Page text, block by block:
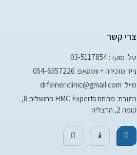
צרי קשר
טל' מוקד: 03-5117854
נייד מזכירה + ווטסאפ: 054-6557226
מייל: drfeiner.clinic@gmail.com
כתובת: מתחם HMC Experts החושלים 8,
קומה 2, הרצליה